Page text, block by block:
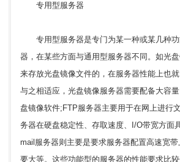
专用型服务器
专用型服务器是专门为某一种或某几种功
器，在某些方面与通用型服务器不同。如光
来存放光盘镜像文件的，在服务器性能上也
与之相适应，光盘镜像服务器需要配备大容
盘镜像软件;FTP服务器主要用于在网上进行
务器在硬盘稳定性、存取速度、I/O带宽方面
mail服务器则主要是要求服务器配置高速宽
要大等。这些功能型的服务器的性能要求比